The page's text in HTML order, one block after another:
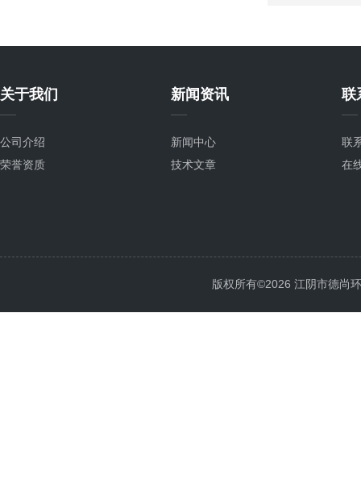
关于我们
公司介绍
荣誉资质
新闻资讯
新闻中心
技术文章
联
联
在
版权所有©2026 江阴市德尚